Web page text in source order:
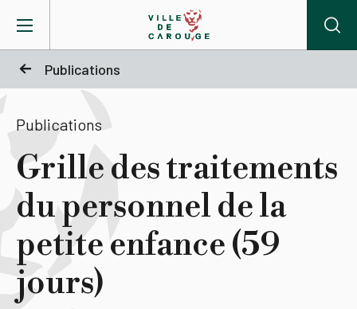
Publications
Mairie
Vie pratique
Actualités
Agenda
Publications
Grille des traitements
du personnel de la
petite enfance (59
jours)